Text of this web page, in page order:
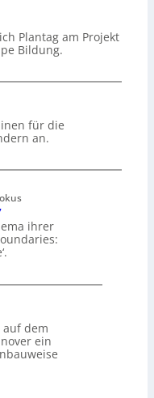
Plantag am Projekt
Bildung.
für die
an.
ihrer
auf dem
ein